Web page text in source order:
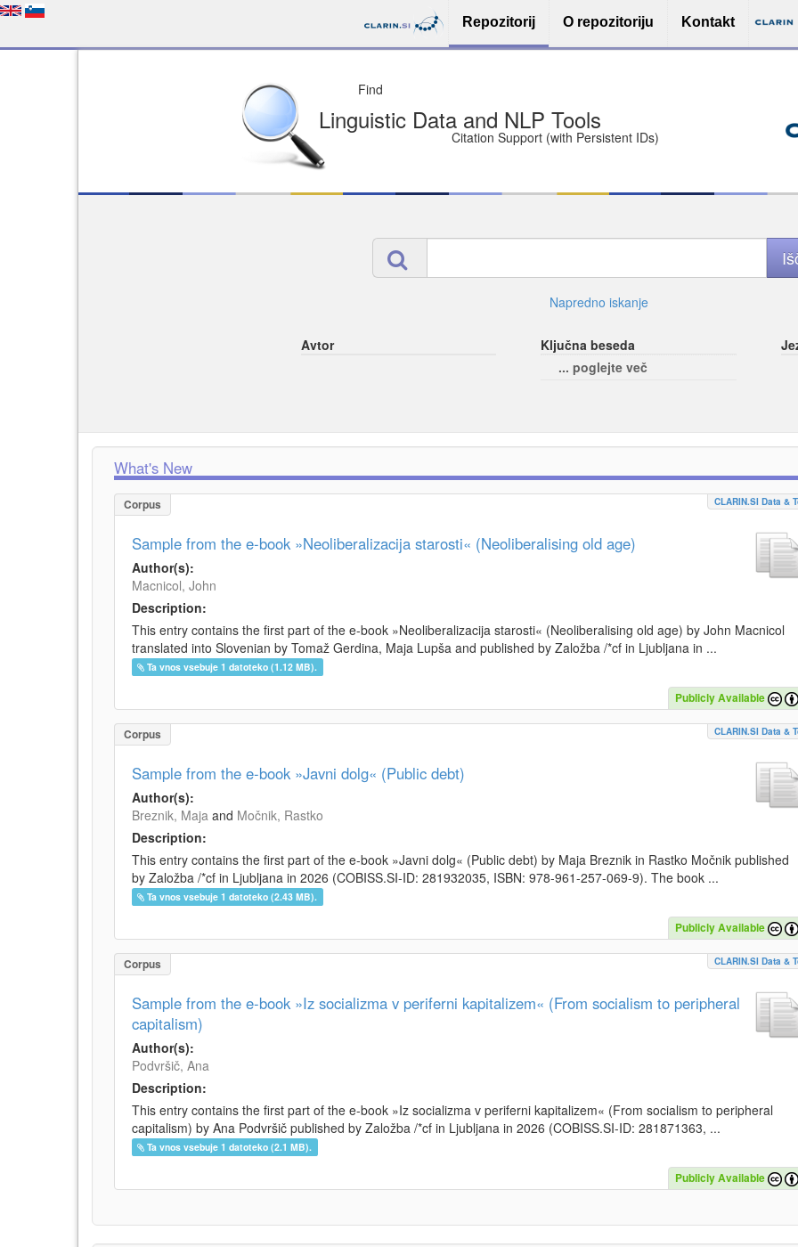
Repozitorij O repozitoriju Kontakt
Deposit Free and Safe
License of your Choice (Open licenses encouraged)
Easy to Find
Napredno iskanje
Avtor
Ključna beseda
... poglejte več
What's New
Corpus CLARIN.SI Data &
Sample from the e-book »Neoliberalizacija starosti« (Neoliberalising old age)
Author(s):
Macnicol, John
Description:
This entry contains the first part of the e-book »Neoliberalizacija starosti« (Neoliberalising old age) by John Macnicol
translated into Slovenian by Tomaž Gerdina, Maja Lupša and published by Založba /*cf in Ljubljana in ...
Ta vnos vsebuje 1 datoteko (1.12 MB).
Publicly Available
Corpus CLARIN.SI Data &
Sample from the e-book »Javni dolg« (Public debt)
Author(s):
Breznik, Maja and Močnik, Rastko
Description:
This entry contains the first part of the e-book »Javni dolg« (Public debt) by Maja Breznik in Rastko Močnik published
by Založba /*cf in Ljubljana in 2026 (COBISS.SI-ID: 281932035, ISBN: 978-961-257-069-9). The book ...
Ta vnos vsebuje 1 datoteko (2.43 MB).
Publicly Available
Corpus CLARIN.SI Data &
Sample from the e-book »Iz socializma v periferni kapitalizem« (From socialism to peripheral
capitalism)
Author(s):
Podvršič, Ana
Description:
This entry contains the first part of the e-book »Iz socializma v periferni kapitalizem« (From socialism to peripheral
capitalism) by Ana Podvršič published by Založba /*cf in Ljubljana in 2026 (COBISS.SI-ID: 281871363, ...
Ta vnos vsebuje 1 datoteko (2.1 MB).
Publicly Available